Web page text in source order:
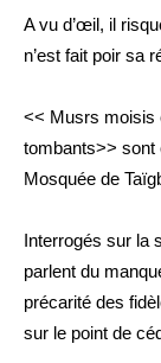
A vu d’œil, il
n’est fait poir sa
<< Musrs moisis
tombants>> sont
Mosquée de
Interrogés sur la
parlent du
précarité des
sur le point de